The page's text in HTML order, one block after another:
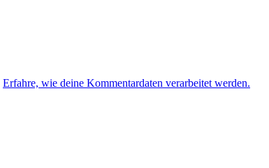
Erfahre, wie deine Kommentardaten verarbeitet werden.